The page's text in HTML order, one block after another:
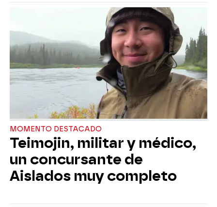
MOMENTO DESTACADO
Teimojin, militar y médico,
un concursante de
Aislados muy completo